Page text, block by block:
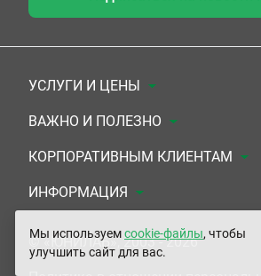
УСЛУГИ И ЦЕНЫ
Анализы
Комплексы
УЗИ
ЭКГ/Холтер/СМАД
Приемы врачей
ВАЖНО И ПОЛЕЗНО
Документы для заключения
Система скидок
Подарочные сертификаты
Сертификаты на комплексные
КОРПОРАТИВНЫМ КЛИЕНТАМ
Медицинским организациям
Прочим организациям
ИНФОРМАЦИЯ
О Компании
Контакты
© «ЮНИЛАБ», 2003 - 2026
Мы используемcookie-файлы, чтобы
улучшить сайт для вас.